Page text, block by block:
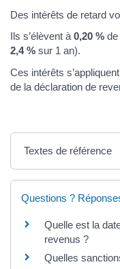
Des intérêts de retard
Ils s’élèvent à 0,20 % de
2,4 % sur 1 an).
Ces intérêts
de la déclaration de
Textes de référence
Questions ?
Quelle est la
revenus ?
Quelles